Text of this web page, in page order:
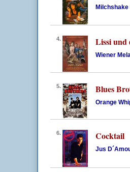
4. Lissi und
Wiener
5. Blues
Orange
6. Cocktail
Jus